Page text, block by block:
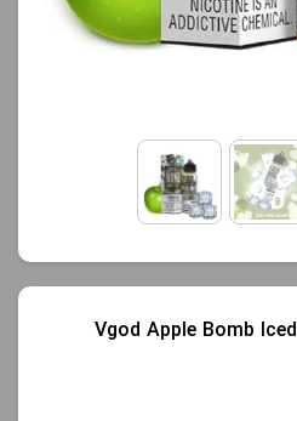
هستند.
افزودن به سبد خرید
ک
جویس سیب یخ ویگاد | Vgod Apple Bomb Iced